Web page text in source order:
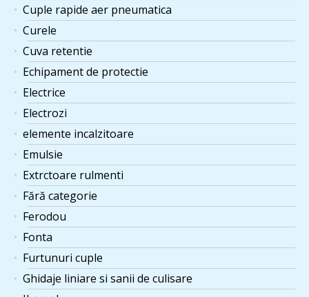
Cuple rapide aer pneumatica
Curele
Cuva retentie
Echipament de protectie
Electrice
Electrozi
elemente incalzitoare
Emulsie
Extrctoare rulmenti
Fără categorie
Ferodou
Fonta
Furtunuri cuple
Ghidaje liniare si sanii de culisare